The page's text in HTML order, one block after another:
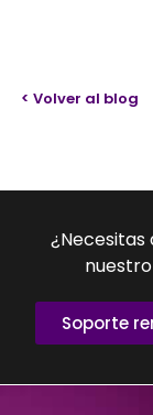
< Volver al blog
Soporte